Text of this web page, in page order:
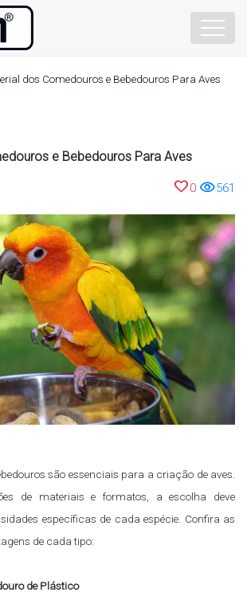
dos Comedouros e Bebedouros Para Aves
e Bebedouros Para Aves
favorite0 visibility561
são essenciais para a criação de aves.
de materiais e formatos, a escolha deve
específicas de cada espécie. Confira as
de cada tipo:
de Plástico